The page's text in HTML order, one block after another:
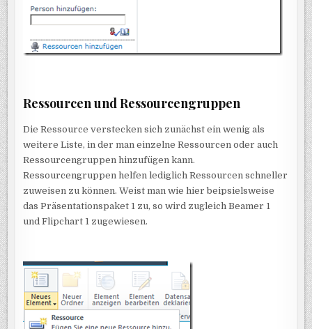
Ressourcen und Ressourcengruppen
Die Ressource verstecken sich zunächst ein wenig als
weitere Liste, in der man einzelne Ressourcen oder auch
Ressourcengruppen hinzufügen kann.
Ressourcengruppen helfen lediglich Ressourcen schneller
zuweisen zu können. Weist man wie hier beipsielsweise
das Präsentationspaket 1 zu, so wird zugleich Beamer 1
und Flipchart 1 zugewiesen.